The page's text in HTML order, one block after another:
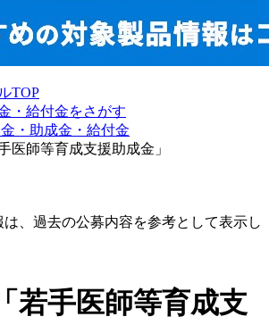
TOP
・給付金をさがす
・助成金・給付金
医師等育成支援助成金」
、過去の公募内容を参考として表示し
若手医師等育成支